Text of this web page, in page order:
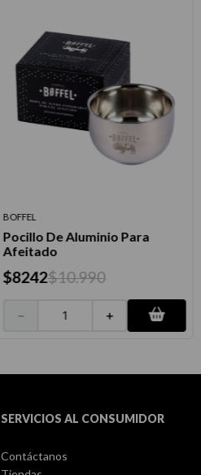
BOFFEL
Pocillo De Aluminio Para
Afeitado
$8242$10.990
＋
－
SERVICIOS AL CONSUMIDOR
Contáctanos